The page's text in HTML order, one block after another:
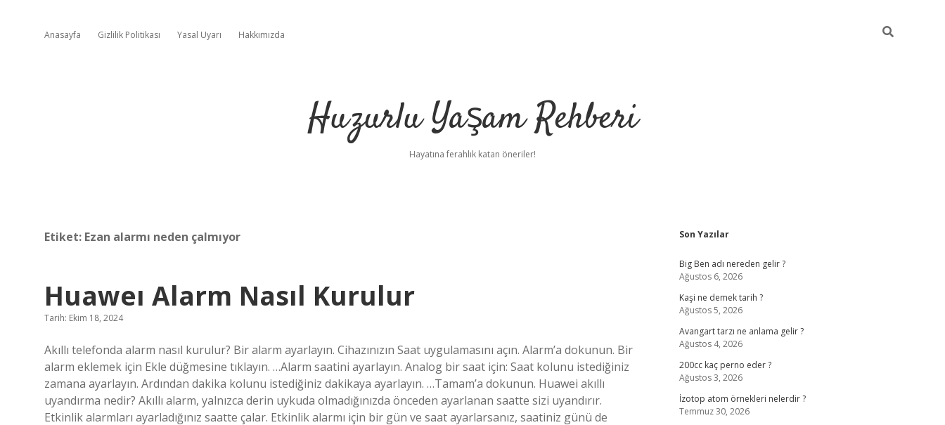
Anasayfa Gizlilik Politikası Yasal Uyarı Hakkımızda
Huzurlu Yaşam Rehberi
Hayatına ferahlık katan öneriler!
Etiket: Ezan alarmı neden çalmıyor
Huaweı Alarm Nasıl Kurulur
Tarih: Ekim 18, 2024
Akıllı telefonda alarm nasıl kurulur? Bir alarm ayarlayın. Cihazınızın Saat uygulamasını açın. Alarm’a dokunun. Bir
alarm eklemek için Ekle düğmesine tıklayın. …Alarm saatini ayarlayın. Analog bir saat için: Saat kolunu istediğiniz
zamana ayarlayın. Ardından dakika kolunu istediğiniz dakikaya ayarlayın. …Tamam’a dokunun. Huawei akıllı
uyandırma nedir? Akıllı alarm, yalnızca derin uykuda olmadığınızda önceden ayarlanan saatte sizi uyandırır.
Etkinlik alarmları ayarladığınız saatte çalar. Etkinlik alarmı için bir gün ve saat ayarlarsanız, saatiniz günü de
Sidebar
Son Yazılar
Big Ben adı nereden gelir ?
Ağustos 6, 2026
Kaşi ne demek tarih ?
Ağustos 5, 2026
Avangart tarzı ne anlama gelir ?
Ağustos 4, 2026
200cc kaç perno eder ?
Ağustos 3, 2026
İzotop atom örnekleri nelerdir ?
Temmuz 30, 2026